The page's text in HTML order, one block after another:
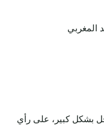
المغربي
بشكل كبير، على رأي